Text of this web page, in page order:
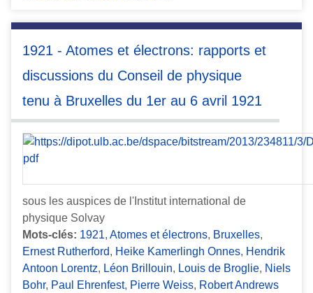
1921 - Atomes et électrons: rapports et
discussions du Conseil de physique
tenu à Bruxelles du 1er au 6 avril 1921
sous les auspices de l'Institut international de
physique Solvay
Mots-clés: 1921, Atomes et électrons, Bruxelles,
Ernest Rutherford, Heike Kamerlingh Onnes, Hendrik
Antoon Lorentz, Léon Brillouin, Louis de Broglie, Niels
Bohr, Paul Ehrenfest, Pierre Weiss, Robert Andrews